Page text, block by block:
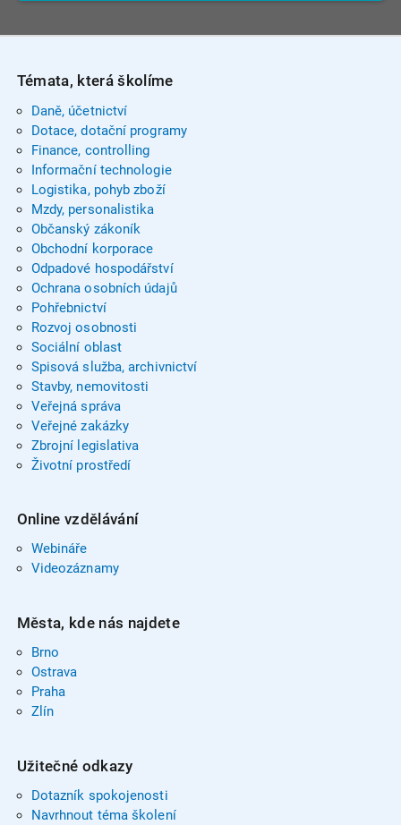
Témata, která školíme
Daně, účetnictví
Dotace, dotační programy
Finance, controlling
Informační technologie
Logistika, pohyb zboží
Mzdy, personalistika
Občanský zákoník
Obchodní korporace
Odpadové hospodářství
Ochrana osobních údajů
Pohřebnictví
Rozvoj osobnosti
Sociální oblast
Spisová služba, archivnictví
Stavby, nemovitosti
Veřejná správa
Veřejné zakázky
Zbrojní legislativa
Životní prostředí
Online vzdělávání
Webináře
Videozáznamy
Města, kde nás najdete
Brno
Ostrava
Praha
Zlín
Užitečné odkazy
Dotazník spokojenosti
Navrhnout téma školení